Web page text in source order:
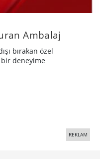
Ambalaj
bırakan özel
deneyime
REKLAM